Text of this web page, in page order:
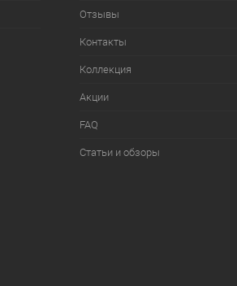
Отзывы
Контакты
Коллекция
Акции
FAQ
Статьи и обзоры